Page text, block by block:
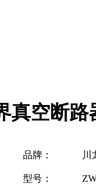
真空断路
品牌： 川
型号：